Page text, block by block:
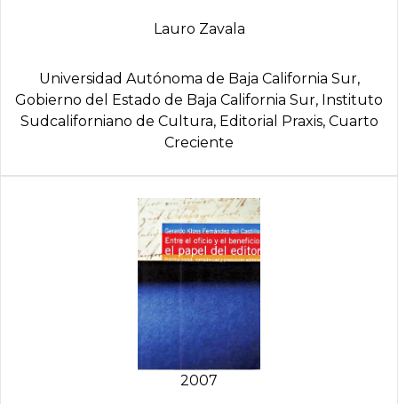
Lauro Zavala
Universidad Autónoma de Baja California Sur,
Gobierno del Estado de Baja California Sur, Instituto
Sudcaliforniano de Cultura, Editorial Praxis, Cuarto
Creciente
2007